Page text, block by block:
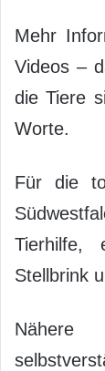
Mehr
Videos –
die Tiere
Worte.
Für die
Tierhilfe,
Stellbrink